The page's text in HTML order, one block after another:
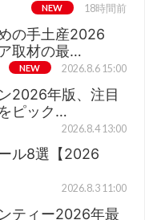
NEW 18時間前
の手土産2026
取材の最…
NEW 2026.8.6 15:00
2026年版、注目
ピック…
2026.8.4 13:00
ル8選【2026
2026.8.3 11:00
ティー2026年最